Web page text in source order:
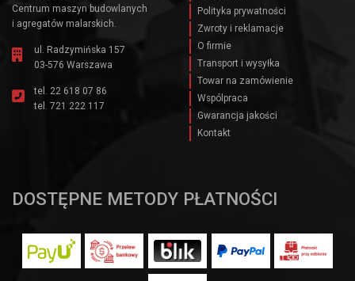
Centrum maszyn budowlanych
i agregatów malarskich.
ul. Radzymińska 157
03-576 Warszawa
tel. 22 618 07 86
tel. 721 222 117
Polityka prywatności
Zwroty i reklamacje
O firmie
Transport i wysyłka
Towar na zamówienie
Wspólpraca
Gwarancja jakości
Kontakt
DOSTĘPNE METODY PŁATNOŚCI